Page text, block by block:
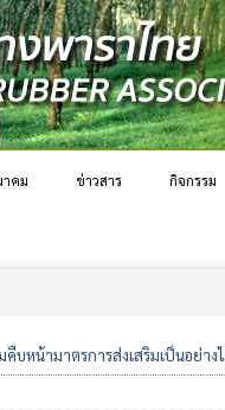
คม ข่าวสาร กิจกรรม
บหน้ามาตรการส่งเสริมเป็นอย่างไ